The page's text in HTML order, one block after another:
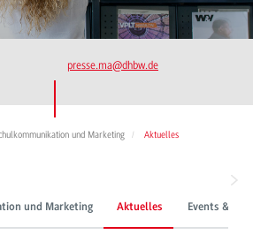
presse.ma@dhbw.de
und Marketing Aktuelles
und Marketing Aktuelles Events &